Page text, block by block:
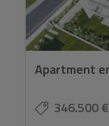
Apartment
346.500 €